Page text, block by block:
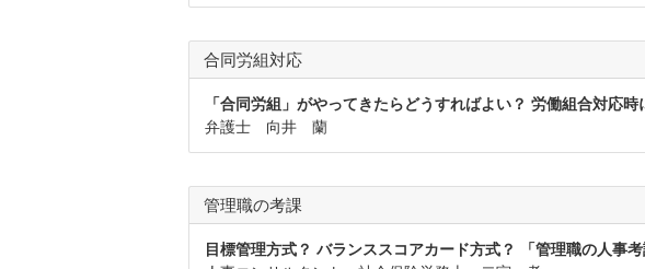
合同労組対応
「合同労組」がやってきたらどうすればよい？ 労働組合対応
弁護士 向井 蘭
管理職の考課
目標管理方式？ バランススコアカード方式？ 「管理職の人事